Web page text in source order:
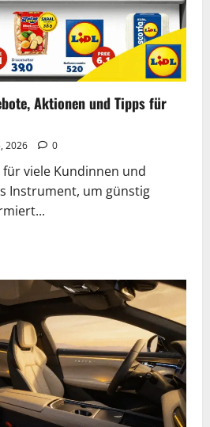
Aktionen und Tipps für
2026 0
viele Kundinnen und
Instrument, um günstig